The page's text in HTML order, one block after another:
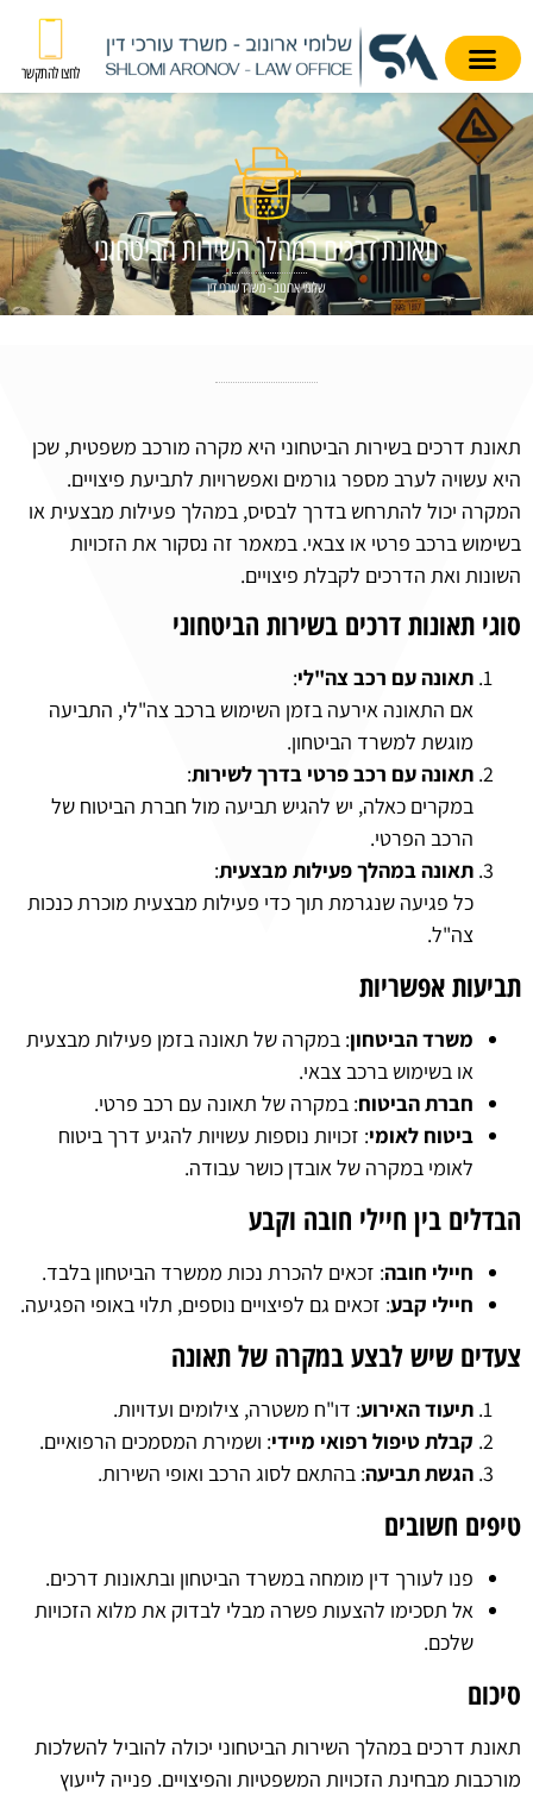
לחצו להתקשר
תאונת דרכים במהלך השירות הביטחוני
שלומי ארונוב - משרד עורכי דין
תאונת דרכים בשירות הביטחוני היא מקרה מורכב משפטית, שכן
היא עשויה לערב מספר גורמים ואפשרויות לתביעת פיצויים.
המקרה יכול להתרחש בדרך לבסיס, במהלך פעילות מבצעית או
בשימוש ברכב פרטי או צבאי. במאמר זה נסקור את הזכויות
השונות ואת הדרכים לקבלת פיצויים.
סוגי תאונות דרכים בשירות הביטחוני
תאונה עם רכב צה"לי:
אם התאונה אירעה בזמן השימוש ברכב צה"לי, התביעה
מוגשת למשרד הביטחון.
תאונה עם רכב פרטי בדרך לשירות:
במקרים כאלה, יש להגיש תביעה מול חברת הביטוח של
הרכב הפרטי.
תאונה במהלך פעילות מבצעית:
כל פגיעה שנגרמת תוך כדי פעילות מבצעית מוכרת כנכות
צה"ל.
תביעות אפשריות
משרד הביטחון: במקרה של תאונה בזמן פעילות מבצעית
או בשימוש ברכב צבאי.
חברת הביטוח: במקרה של תאונה עם רכב פרטי.
ביטוח לאומי: זכויות נוספות עשויות להגיע דרך ביטוח
לאומי במקרה של אובדן כושר עבודה.
הבדלים בין חיילי חובה וקבע
חיילי חובה: זכאים להכרת נכות ממשרד הביטחון בלבד.
חיילי קבע: זכאים גם לפיצויים נוספים, תלוי באופי הפגיעה.
צעדים שיש לבצע במקרה של תאונה
תיעוד האירוע: דו"ח משטרה, צילומים ועדויות.
קבלת טיפול רפואי מיידי: ושמירת המסמכים הרפואיים.
הגשת תביעה: בהתאם לסוג הרכב ואופי השירות.
טיפים חשובים
פנו לעורך דין מומחה במשרד הביטחון ובתאונות דרכים.
אל תסכימו להצעות פשרה מבלי לבדוק את מלוא הזכויות
שלכם.
סיכום
תאונת דרכים במהלך השירות הביטחוני יכולה להוביל להשלכות
מורכבות מבחינת הזכויות המשפטיות והפיצויים. פנייה לייעוץ